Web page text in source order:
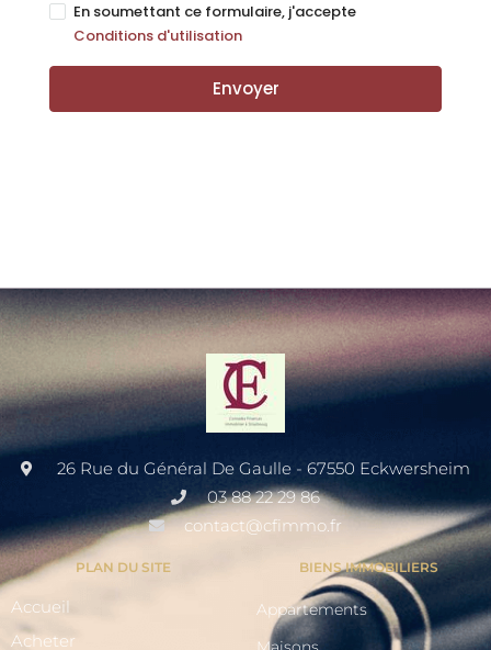
En soumettant ce formulaire, j'accepte
Conditions d'utilisation
Envoyer
26 Rue du Général De Gaulle - 67550 Eckwersheim
03 88 22 29 86
contact@cfimmo.fr
PLAN DU SITE
Accueil
Acheter
BIENS IMMOBILIERS
Appartements